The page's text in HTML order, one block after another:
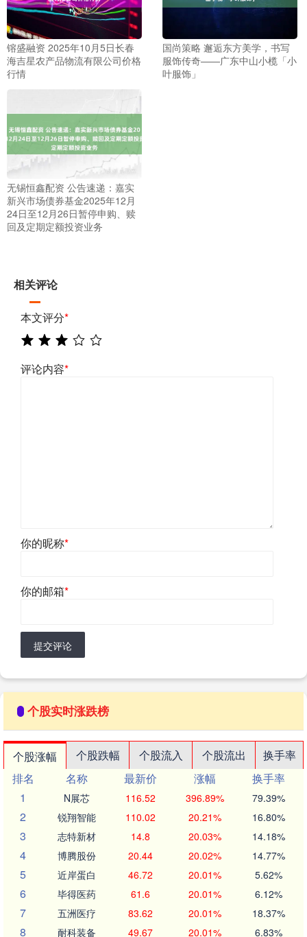
镕盛融资 2025年10月5日长春
海吉星农产品物流有限公司价格
行情
国尚策略 邂逅东方美学，书写
服饰传奇——广东中山小榄「小
叶服饰」
无锡恒鑫配资 公告速递：嘉实
新兴市场债券基金2025年12月
24日至12月26日暂停申购、赎
回及定期定额投资业务
相关评论
本文评分*
评论内容*
你的昵称*
你的邮箱*
提交评论
个股实时涨跌榜
个股涨幅 个股跌幅 个股流入 个股流出
换手率
排名
名称 最新价 涨幅
换手率
1
N展芯 116.52 396.89% 79.39%
2 锐翔智能 110.02 20.21% 16.80%
3 志特新材 14.8 20.03% 14.18%
4 博腾股份 20.44 20.02% 14.77%
5 近岸蛋白 46.72 20.01% 5.62%
6 毕得医药 61.6 20.01% 6.12%
7 五洲医疗 83.62 20.01% 18.37%
8 耐科装备 49.67 20.01% 6.83%